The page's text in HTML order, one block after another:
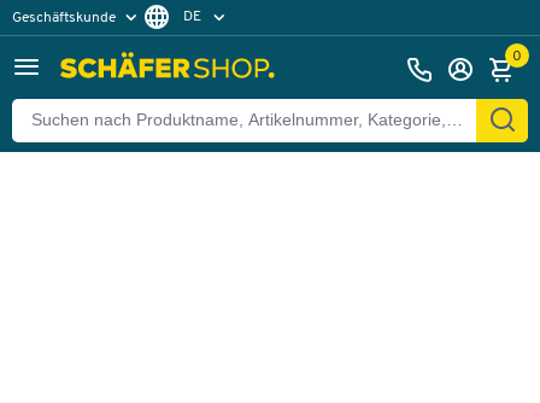
Geschäftskunde DE
0
Zurück